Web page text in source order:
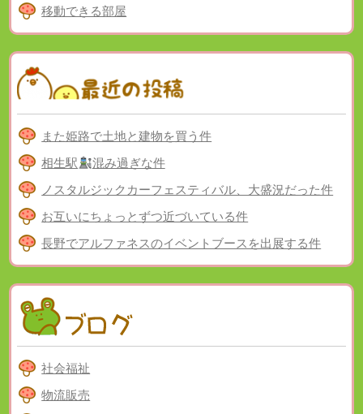
移動できる部屋
また姫路で土地と建物を買う件
相生駅
混み過ぎな件
ノスタルジックカーフェスティバル、大盛況だった件
お互いにちょっとずつ近づいている件
長野でアルファネスのイベントブースを出展する件
社会福祉
物流販売